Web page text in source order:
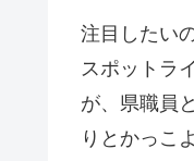
注目したい
スポットラ
が、県職員
りとかっこ